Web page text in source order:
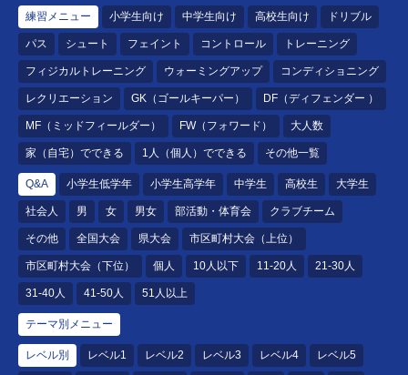
練習メニュー 小学生向け 中学生向け 高校生向け ドリブル
パス シュート フェイント コントロール トレーニング
フィジカルトレーニング ウォーミングアップ コンディショニング
レクリエーション GK（ゴールキーパー） DF（ディフェンダー ）
MF（ミッドフィールダー） FW（フォワード） 大人数
家（自宅）でできる 1人（個人）でできる その他一覧
Q&A 小学生低学年 小学生高学年 中学生 高校生 大学生
社会人 男 女 男女 部活動・体育会 クラブチーム
その他 全国大会 県大会 市区町村大会（上位）
市区町村大会（下位） 個人 10人以下 11-20人 21-30人
31-40人 41-50人 51人以上
テーマ別メニュー
レベル別 レベル1 レベル2 レベル3 レベル4 レベル5